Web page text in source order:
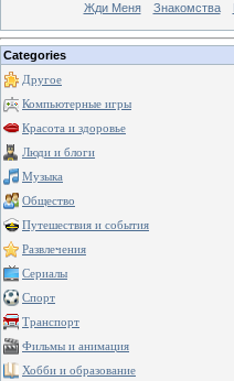
Жди Меня
Знакомства
Categories
Другое
Компьютерные игры
Красота и здоровье
Люди и блоги
Музыка
Общество
Путешествия и события
Развлечения
Сериалы
Спорт
Транспорт
Фильмы и анимация
Хобби и образование